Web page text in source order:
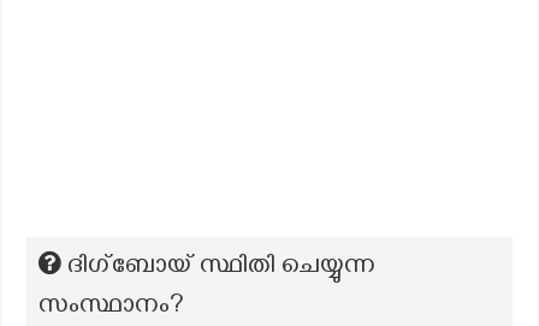
ദിഗ്ബോയ് സ്ഥിതി ചെയ്യുന്ന
സംസ്ഥാനം?